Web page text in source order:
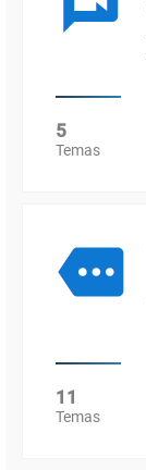
5
Temas
11
Temas